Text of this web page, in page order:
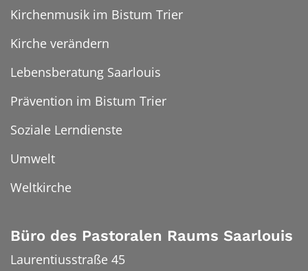
Kirchenmusik im Bistum Trier
Kirche verändern
Lebensberatung Saarlouis
Prävention im Bistum Trier
Soziale Lerndienste
Umwelt
Weltkirche
Büro des Pastoralen Raums Saarlouis
Laurentiusstraße 45